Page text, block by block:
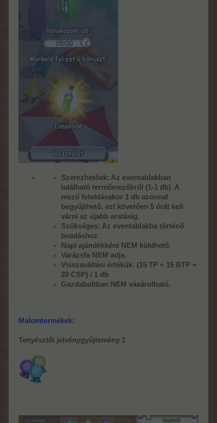
Szerezhetőek: Az eventablakban
található termőmezőkről (1-1 db). A
mező feloldásakor 1 db azonnal
begyűjthető, ezt követően 5 órát kell
várni az újabb aratásig.
Szükséges: Az eventablakba történő
beadáshoz.
Napi ajándékként NEM küldhető.
Varázsfa NEM adja.
Visszaváltási értékük: (15 TP + 15 BTP +
20 CSP) / 1 db
Gazdaboltban NEM vásárolható.
Malomtermékek:
Tenyésztői jelvénygyűjtemény 1